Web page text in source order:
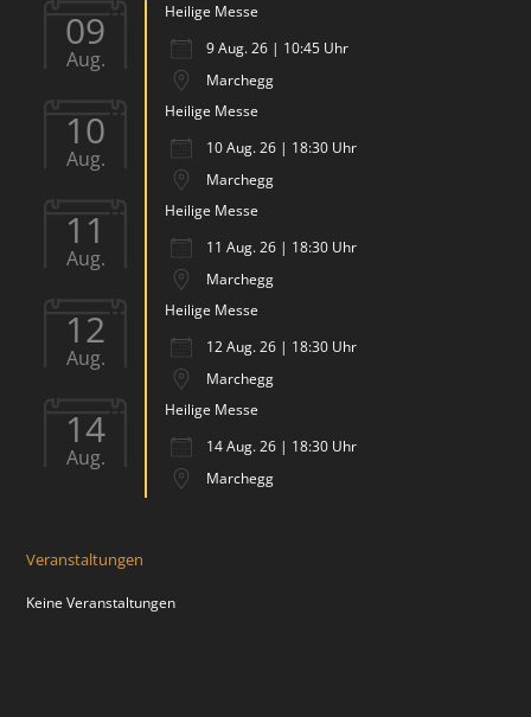
09
Aug.
Heilige Messe
9 Aug. 26 | 10:45 Uhr
Marchegg
10
Aug.
Heilige Messe
10 Aug. 26 | 18:30 Uhr
Marchegg
11
Aug.
Heilige Messe
11 Aug. 26 | 18:30 Uhr
Marchegg
12
Aug.
Heilige Messe
12 Aug. 26 | 18:30 Uhr
Marchegg
14
Aug.
Heilige Messe
14 Aug. 26 | 18:30 Uhr
Marchegg
Veranstaltungen
Keine Veranstaltungen